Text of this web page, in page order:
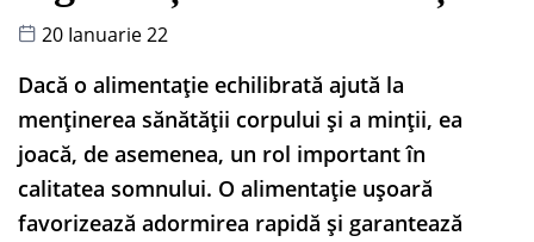
20 Ianuarie 22
Dacă o alimentație echilibrată ajută la
menținerea sănătății corpului și a minții, ea
joacă, de asemenea, un rol important în
calitatea somnului. O alimentație ușoară
favorizează adormirea rapidă și garantează